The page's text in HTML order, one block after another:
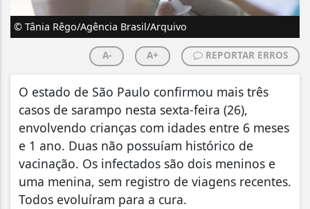
© Tânia Rêgo/Agência Brasil/Arquivo
A- A+ REPORTAR ERROS
O estado de São Paulo confirmou mais três
casos de sarampo nesta sexta-feira (26),
envolvendo crianças com idades entre 6 meses
e 1 ano. Duas não possuíam histórico de
vacinação. Os infectados são dois meninos e
uma menina, sem registro de viagens recentes.
Todos evoluíram para a cura.